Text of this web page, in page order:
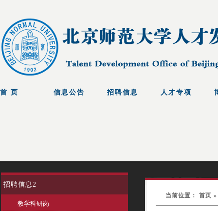
招聘信息2
教学科研岗
当前位置： 首页